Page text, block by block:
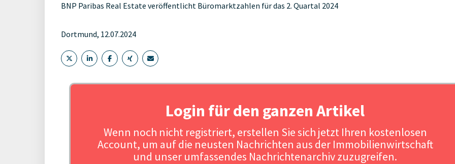
BNP Paribas Real Estate veröffentlicht Büromarktzahlen für das 2. Quartal 2024
Dortmund, 12.07.2024
Login für den ganzen Artikel
Wenn noch nicht registriert, erstellen Sie sich jetzt Ihren kostenlosen
Account, um auf die neusten Nachrichten aus der Immobilienwirtschaft
und unser umfassendes Nachrichtenarchiv zuzugreifen.